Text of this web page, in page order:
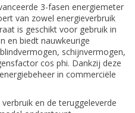
3-fasen energiemeter
van zowel energieverbruik
is geschikt voor gebruik in
en biedt nauwkeurige
schijnvermogen,
cos phi. Dankzij deze
in commerciële
en de teruggeleverde